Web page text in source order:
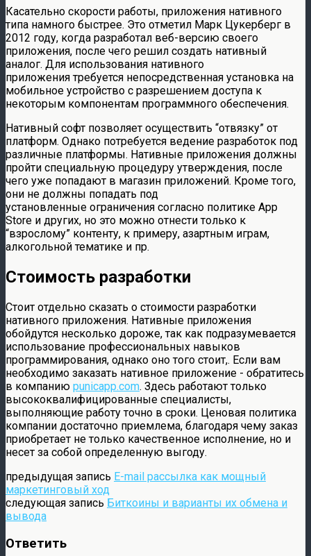
Касательно скорости работы, приложения нативного
типа намного быстрее. Это отметил Марк Цукерберг в
2012 году, когда разработал веб-версию своего
приложения, после чего решил создать нативный
аналог. Для использования нативного
приложения требуется непосредственная установка на
мобильное устройство с разрешением доступа к
некоторым компонентам программного обеспечения.
Нативный софт позволяет осуществить “отвязку” от
платформ. Однако потребуется ведение разработок под
различные платформы. Нативные приложения должны
пройти специальную процедуру утверждения, после
чего уже попадают в магазин приложений. Кроме того,
они не должны попадать под
установленные ограничения согласно политике App
Store и других, но это можно отнести только к
“взрослому” контенту, к примеру, азартным играм,
алкогольной тематике и пр.
Стоимость разработки
Стоит отдельно сказать о стоимости разработки
нативного приложения. Нативные приложения
обойдутся несколько дороже, так как подразумевается
использование профессиональных навыков
программирования, однако оно того стоит,. Если вам
необходимо заказать нативное приложение - обратитесь
в компанию punicapp.com. Здесь работают только
высококвалифицированные специалисты,
выполняющие работу точно в сроки. Ценовая политика
компании достаточно приемлема, благодаря чему заказ
приобретает не только качественное исполнение, но и
несет за собой определенную выгоду.
предыдущая запись E-mail рассылка как мощный
маркетинговый ход
следующая запись Биткоины и варианты их обмена и
вывода
Ответить